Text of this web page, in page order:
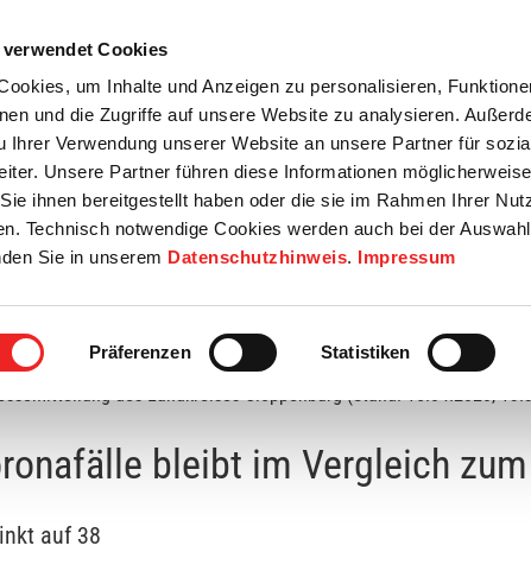
Cookies
um Inhalte und Anzeigen zu personalisieren,
und die Zugriffe auf unsere Website zu analysieren.
Ihrer Verwendung unserer Website an unsere Partner für
Unsere Partner führen diese Informationen
ihnen bereitgestellt haben oder die sie im Rahmen Ihrer
Technisch notwendige Cookies werden auch bei der
Sie in unserem Datenschutzhinweis. Impressum
Präferenzen Statistiken
Startseite
/ Bürgerinfo Wirtschaft / Wohnen Bildung / Soziales
zum Vortag unverändert
des Landkreises Cloppenburg (Stand: 15.04.2020,
bleibt im Vergleich
auf 38